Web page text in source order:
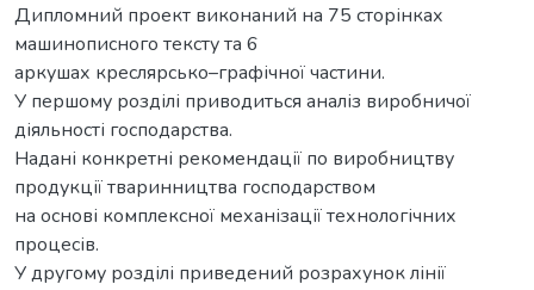
Дипломний проект виконаний на 75 сторінках
машинописного тексту та 6
аркушах креслярсько–графічної частини.
У першому розділі приводиться аналіз виробничої
діяльності господарства.
Надані конкретні рекомендації по виробництву
продукції тваринництва господарством
на основі комплексної механізації технологічних
процесів.
У другому розділі приведений розрахунок лінії